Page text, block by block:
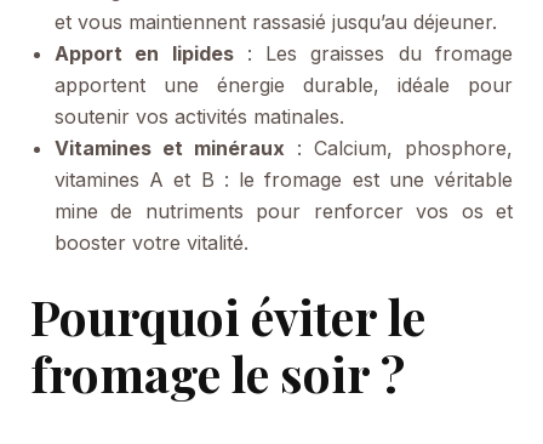
et vous maintiennent rassasié jusqu’au déjeuner.
Apport en lipides: Les graisses du fromage
apportent une énergie durable, idéale pour
soutenir vos activités matinales.
Vitamines et minéraux : Calcium, phosphore,
vitamines A et B : le fromage est une véritable
mine de nutriments pour renforcer vos os et
booster votre vitalité.
Pourquoi éviter le
fromage le soir ?